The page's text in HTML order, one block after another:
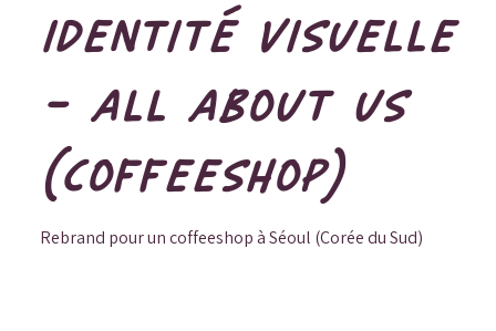
IDENTITÉ VISUELLE
- ALL ABOUT US
(COFFEESHOP)
Rebrand pour un coffeeshop à Séoul (Corée du Sud)